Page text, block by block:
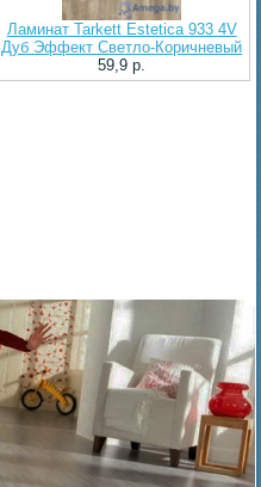
Ламинат Tarkett Estetica 933 4V
Дуб Эффект Светло-Коричневый
59,9 p.